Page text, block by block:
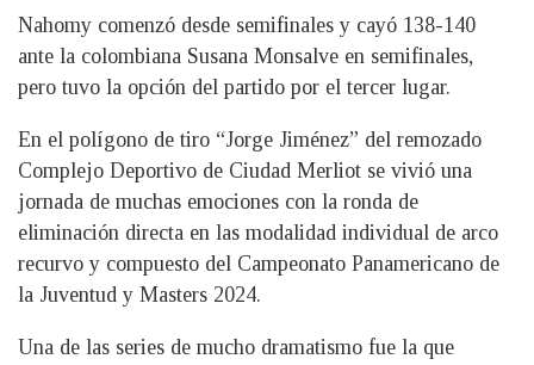
Nahomy comenzó desde semifinales y cayó 138-140
ante la colombiana Susana Monsalve en semifinales,
pero tuvo la opción del partido por el tercer lugar.
En el polígono de tiro “Jorge Jiménez” del remozado
Complejo Deportivo de Ciudad Merliot se vivió una
jornada de muchas emociones con la ronda de
eliminación directa en las modalidad individual de arco
recurvo y compuesto del Campeonato Panamericano de
la Juventud y Masters 2024.
Una de las series de mucho dramatismo fue la que